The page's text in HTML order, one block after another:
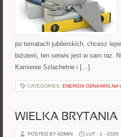
po tematach jubilerskich, chcesz
biżuterii, ten serwis jest w sam raz.
Kamienie Szlachetne i […]
CATEGORIES: ENERGIA ODNAWIALNA
WIELKA BRYTANIA
POSTED BY ADMIN LUT - 1 - 2026